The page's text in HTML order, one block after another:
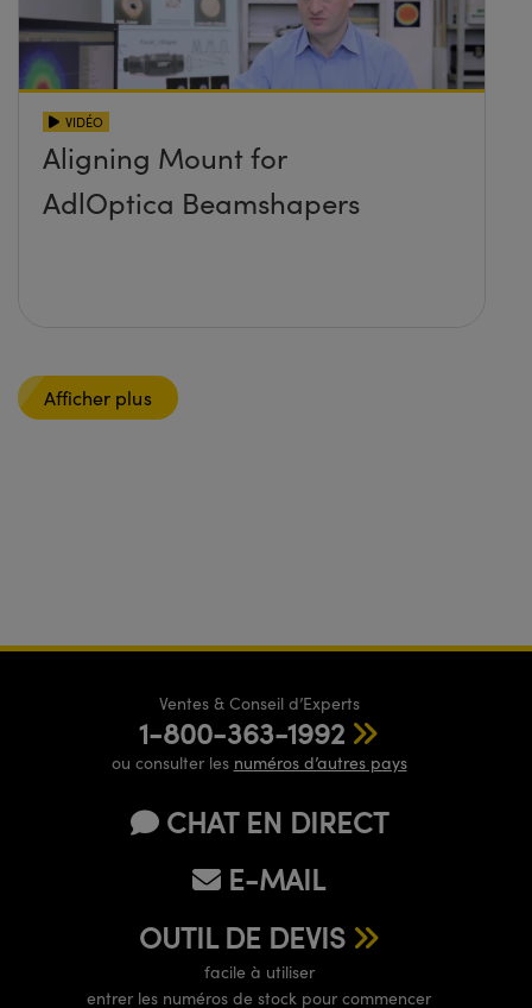
VIDÉO
Aligning Mount for
AdlOptica Beamshapers
Afficher plus
Ventes & Conseil d’Experts
1-800-363-1992
ou consulter les numéros d’autres pays
CHAT EN DIRECT
E-MAIL
OUTIL DE DEVIS
facile à utiliser
entrer les numéros de stock pour commencer